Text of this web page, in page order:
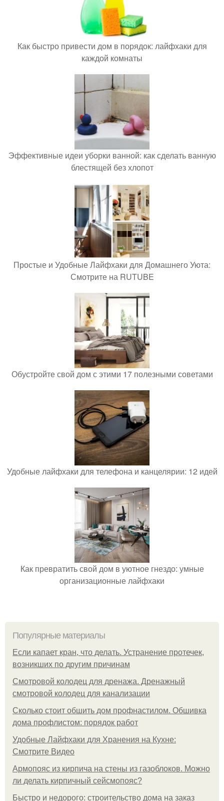
Как быстро привести дом в порядок: лайфхаки для
каждой комнаты
Эффективные идеи уборки ванной: как сделать ванную
блестящей без хлопот
Простые и Удобные Лайфхаки для Домашнего Уюта:
Смотрите на RUTUBE
Обустройте свой дом с этими 17 полезными советами
Удобные лайфхаки для телефона и канцелярии: 12 идей
Как превратить свой дом в уютное гнездо: умные
организационные лайфхаки
Популярные материалы
Если капает кран, что делать. Устранение протечек,
возникших по другим причинам
Смотровой колодец для дренажа. Дренажный
смотровой колодец для канализации
Сколько стоит обшить дом профнастилом. Обшивка
дома профлистом: порядок работ
Удобные Лайфхаки для Хранения на Кухне:
Смотрите Видео
Армопояс из кирпича на стены из газоблоков. Можно
ли делать кирпичный сейсмопояс?
Быстро и недорого: строительство дома на заказ